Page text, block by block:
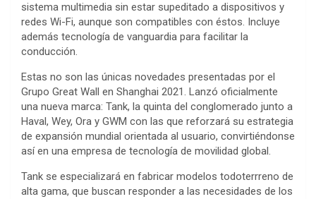
sistema multimedia sin estar supeditado a dispositivos y
redes Wi-Fi, aunque son compatibles con éstos. Incluye
además tecnología de vanguardia para facilitar la
conducción.
Estas no son las únicas novedades presentadas por el
Grupo Great Wall en Shanghai 2021. Lanzó oficialmente
una nueva marca: Tank, la quinta del conglomerado junto a
Haval, Wey, Ora y GWM con las que reforzará su estrategia
de expansión mundial orientada al usuario, convirtiéndonse
así en una empresa de tecnología de movilidad global.
Tank se especializará en fabricar modelos todoterrreno de
alta gama, que buscan responder a las necesidades de los